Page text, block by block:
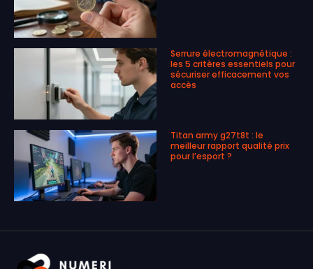
Serrure électromagnétique :
les 5 critères essentiels pour
sécuriser efficacement vos
accès
Titan army g27t8t : le
meilleur rapport qualité prix
pour l’esport ?